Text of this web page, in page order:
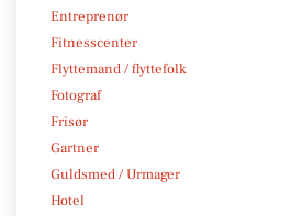
Entreprenør
Fitnesscenter
Flyttemand / flyttefolk
Fotograf
Frisør
Gartner
Guldsmed / Urmager
Hotel